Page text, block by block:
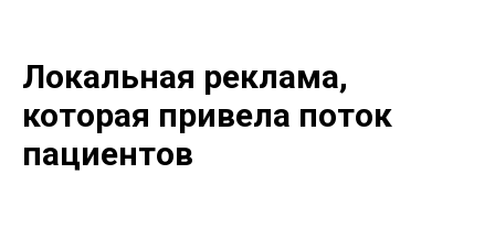
Локальная реклама,
которая привела поток
пациентов